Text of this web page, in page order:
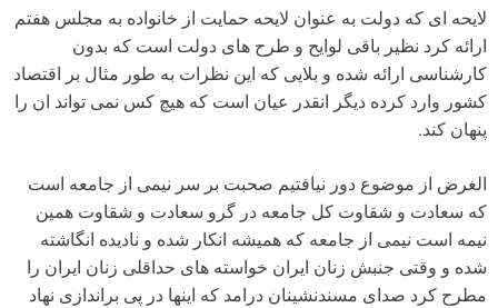
لایحه ای که دولت به عنوان لایحه حمایت از خانواده به مجلس هفتم
ارائه کرد نظیر باقی لوایح و طرح های دولت است که بدون
کارشناسی ارائه شده و بلایی که این نظرات به طور مثال بر اقتصاد
کشور وارد کرده دیگر انقدر عیان است که هیچ کس نمی تواند ان را
پنهان کند.
الغرض از موضوع دور نیافتیم صحبت بر سر نیمی از جامعه است
که سعادت و شقاوت کل جامعه در گرو سعادت و شقاوت همین
نیمه است نیمی از جامعه که همیشه انکار شده و نادیده انگاشته
شده و وقتی جنبش زنان ایران خواسته های حداقلی زنان ایران را
مطرح کرد صدای مسندنشینان درامد که اینها در پی براندازی نهاد